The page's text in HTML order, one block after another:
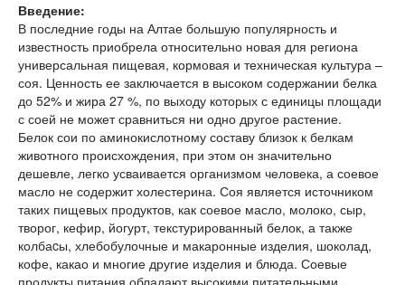
Введение:
В последние годы на Алтае большую популярность и
известность приобрела относительно новая для региона
универсальная пищевая, кормовая и техническая культура –
соя. Ценность ее заключается в высоком содержании белка
до 52% и жира 27 %, по выходу которых с единицы площади
с соей не может сравниться ни одно другое растение.
Белок сои по аминокислотному составу близок к белкам
животного происхождения, при этом он значительно
дешевле, легко усваивается организмом человека, а соевое
масло не содержит холестерина. Соя является источником
таких пищевых продуктов, как соевое масло, молоко, сыр,
творог, кефир, йогурт, текстурированный белок, а также
колбаcы, хлебобулочные и макаронные изделия, шоколад,
кофе, какао и многие другие изделия и блюда. Соевые
продукты питания обладают высокими питательными,